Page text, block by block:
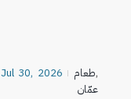
Jul 30, 2026 طعام,
عمّان